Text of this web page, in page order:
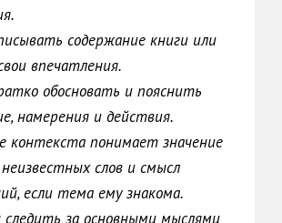
содержание книги или
впечатления.
обосновать и пояснить
намерения и действия.
контекста понимает значение
слов и смысл
если тема ему знакома.
следить за основными мыслями